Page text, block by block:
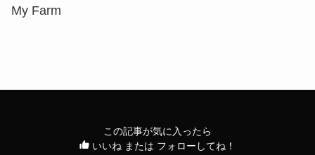
My Farm
この記事が気に入ったら
いいね または フォローしてね！